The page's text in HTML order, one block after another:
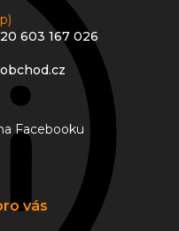
603 167 026
Facebooku
vás